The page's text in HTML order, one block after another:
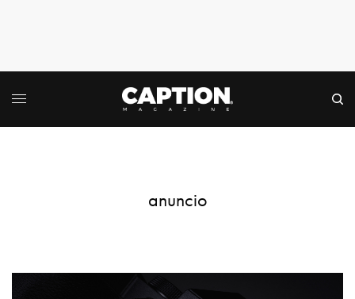
anuncio